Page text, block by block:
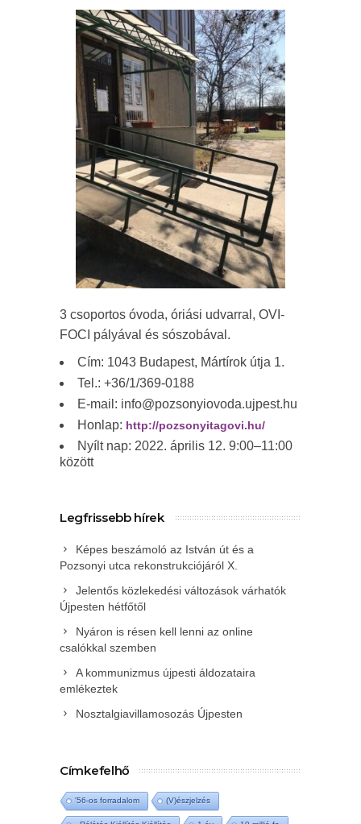
3 csoportos óvoda, óriási udvarral, OVI-
FOCI pályával és sószobával.
Cím: 1043 Budapest, Mártírok útja 1.
Tel.: +36/1/369-0188
E-mail: info@pozsonyiovoda.ujpest.hu
Honlap: http://pozsonyitagovi.hu/
Nyílt nap: 2022. április 12. 9:00–11:00
között
Legfrissebb hírek
Képes beszámoló az István út és a
Pozsonyi utca rekonstrukciójáról X.
Jelentős közlekedési változások várhatók
Újpesten hétfőtől
Nyáron is résen kell lenni az online
csalókkal szemben
A kommunizmus újpesti áldozataira
emlékeztek
Nosztalgiavillamosozás Újpesten
Címkefelhő
'56-os forradalom (V)észjelzés